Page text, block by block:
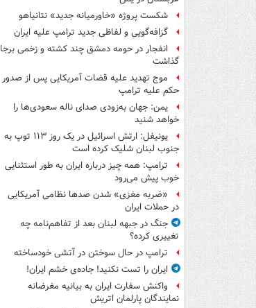
شکست پروژه «خاورمیانه جدید» نتانیاهو
گزافه‌گویی و لفاظی جدید ترامپ علیه ایران
انفجار در حومه دمشق چند کشته و زخمی برجا
گذاشت
موج تهدید علیه قضات آمریکایی پس از صدور
حکم علیه ترامپ
یمن: جهان به‌زودی صدای ناله سعودی‌ها را
خواهد شنید
یونیفل: ارتش اسرائیل در یک روز ۱۱۳ توپ به
جنوب لبنان شلیک کرده است
ترامپ: همه چیز درباره ایران به طور استثنایی
خوب پیش می‌رود
«ضربه مغزی» شدن صدها نظامی آمریکایی
در حملات ایران
جنگ در جبهه لبنان بعد از تفاهم‌نامه چه
تغییری کرده؟
ترامپ در حال سوختن در آتشی خودساخته
ایران را تست نکنید! جاده‌ی خشم ایران!
واکنش سفارت ایران به بیانیه مغرضانه
نمایندگان پارلمان اتریش